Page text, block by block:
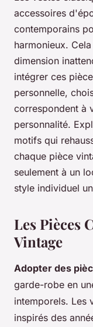
accessoires
contemporains
harmonieux.
dimension
intégrer ces
personnelle,
correspondent à
personnalité.
motifs qui
chaque pièce
seulement à un
style individuel
Les Pièces
Vintage
Adopter des
garde-robe en
intemporels. Les
inspirés des